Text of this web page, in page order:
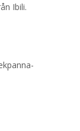
Ibili.